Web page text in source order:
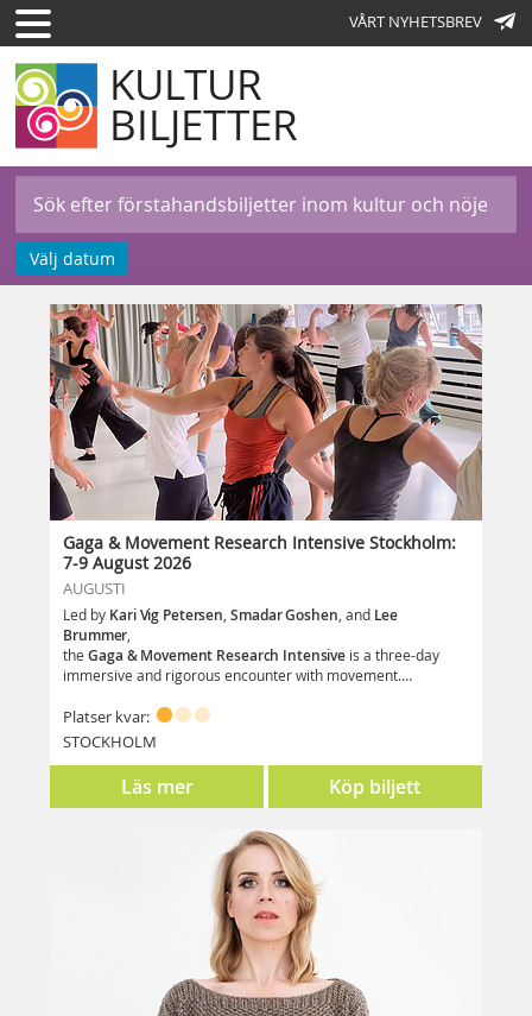
VÅRT NYHETSBREV
KULTUR
BILJETTER
Välj datum
Gaga & Movement Research Intensive Stockholm:
7-9 August 2026
AUGUSTI
Led by Kari Vig Petersen ,Smadar Goshen , and Lee
Brummer
theGaga & Movement Research Intensive is a three-day
immersive and rigorous encounter with movement.
exploration, this workshop brings together distinct artistic
voices to create a charged space for curiosity, physical
aged 16+ of all backgrounds.
Platser kvar:
STOCKHOLM
Läs mer Köp biljett